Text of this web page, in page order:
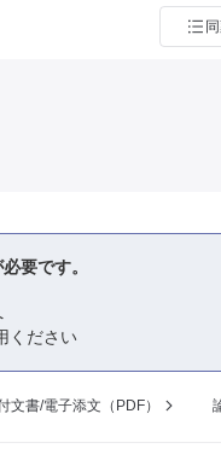
要です。
ください
文書/電子添文（PDF）